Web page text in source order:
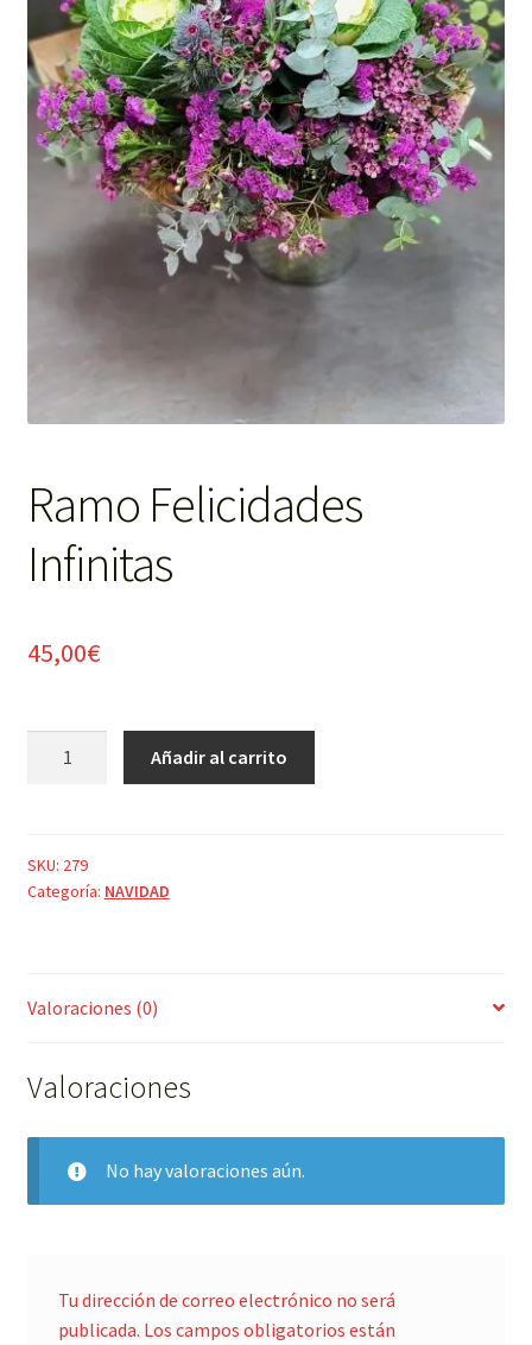
Ramo Felicidades
Infinitas
45,00€
Añadir al carrito
SKU: 279
Categoría: NAVIDAD
Valoraciones (0)
Valoraciones
No hay valoraciones aún.
Tu dirección de correo electrónico no será
publicada. Los campos obligatorios están